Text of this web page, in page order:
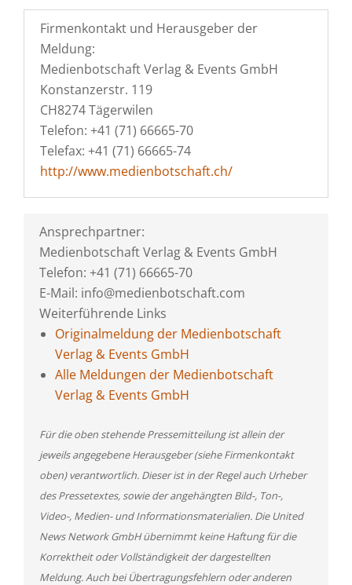
Firmenkontakt und Herausgeber der
Meldung:
Medienbotschaft Verlag & Events GmbH
Konstanzerstr. 119
CH8274 Tägerwilen
Telefon: +41 (71) 66665-70
Telefax: +41 (71) 66665-74
http://www.medienbotschaft.ch/
Ansprechpartner:
Medienbotschaft Verlag & Events GmbH
Telefon: +41 (71) 66665-70
E-Mail: info@medienbotschaft.com
Weiterführende Links
Originalmeldung der Medienbotschaft
Verlag & Events GmbH
Alle Meldungen der Medienbotschaft
Verlag & Events GmbH
Für die oben stehende Pressemitteilung ist allein der
jeweils angegebene Herausgeber (siehe Firmenkontakt
oben) verantwortlich. Dieser ist in der Regel auch Urheber
des Pressetextes, sowie der angehängten Bild-, Ton-,
Video-, Medien- und Informationsmaterialien. Die United
News Network GmbH übernimmt keine Haftung für die
Korrektheit oder Vollständigkeit der dargestellten
Meldung. Auch bei Übertragungsfehlern oder anderen